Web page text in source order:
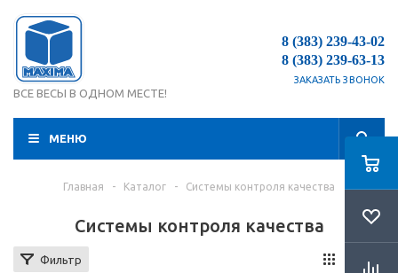
8 (383) 239-43-02
8 (383) 239-63-13
ЗАКАЗАТЬ ЗВОНОК
ВСЕ ВЕСЫ В ОДНОМ МЕСТЕ!
МЕНЮ
Главная - Каталог - Системы контроля качества
Системы контроля качества
Фильтр